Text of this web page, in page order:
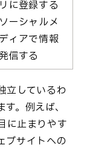
リに登録する
ソーシャルメ
ディアで情報
信する
立しているわ
。例えば、
に止まりやす
ブサイトへの